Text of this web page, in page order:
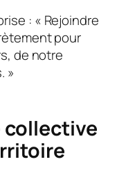
: « Rejoindre
pour
de notre
»
collective